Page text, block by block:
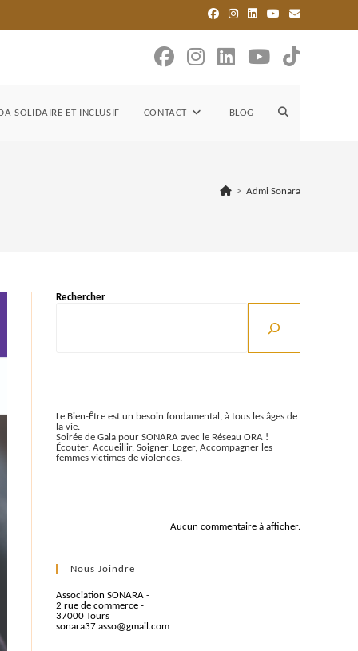
SOLIDAIRE ET INCLUSIF CONTACT BLOG TOGGLE
> Admi Sonara
Rechercher
Le Bien-Être est un besoin fondamental, à tous les âges de
la vie.
Soirée de Gala pour SONARA avec le Réseau ORA !
Écouter, Accueillir, Soigner, Loger, Accompagner les
femmes victimes de violences.
Aucun commentaire à afficher.
Nous Joindre
Association SONARA -
2 rue de commerce -
37000 Tours
sonara37.asso@gmail.com